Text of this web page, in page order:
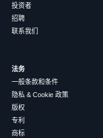
投资者
招聘
联系我们
法务
一般条款和条件
隐私 & Cookie 政策
版权
专利
商标